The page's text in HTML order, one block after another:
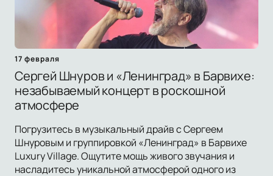
17 февраля
Сергей Шнуров и «Ленинград» в Барвихе:
незабываемый концерт в роскошной
атмосфере
Погрузитесь в музыкальный драйв с Сергеем
Шнуровым и группировкой «Ленинград» в Барвихе
Luxury Village. Ощутите мощь живого звучания и
насладитесь уникальной атмосферой одного из